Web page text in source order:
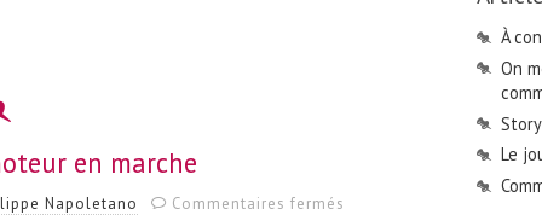
en marche
Napoletano Commentaires fermés
À
On
Le